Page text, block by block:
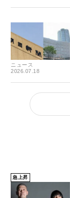
ニュース
2026.07.18
急上昇